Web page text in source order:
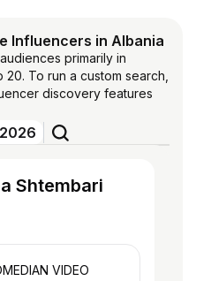
Influencers in Albania
primarily in
To run a custom search,
discovery features
Shtembari
VIDEO